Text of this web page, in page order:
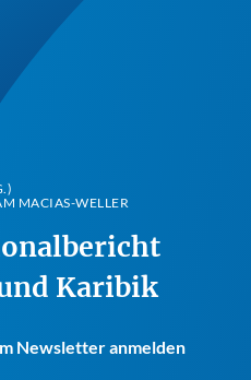
MACIAS-WELLER
Karibik
Newsletter anmelden